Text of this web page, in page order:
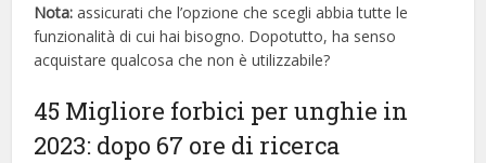
Nota: assicurati che l’opzione che scegli abbia tutte le
funzionalità di cui hai bisogno. Dopotutto, ha senso
acquistare qualcosa che non è utilizzabile?
45 Migliore forbici per unghie in
2023: dopo 67 ore di ricerca